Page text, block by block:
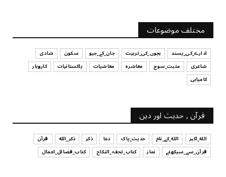
آپ کا فیصلہ کرنے کا انداز
July 29, 2026
مختلف موضوعات
ادارے_کی_پسند بچوں_کی_تربیت جان_کے_جیو سکون
شادی
شاعری
مثبت_سوچ معاشرہ معاشیات پاکستانیات
کاروبار
کامیابی
قرآن , حدیث اور دین
الله_اکبر الله_کے_نام حدیث_پاک دعا ذکر ذکر_الله
قرآن
قرآن_سے_سیکھئے
نماز کتاب_تحفہ_النکاح کتاب_فضائل_اعمال